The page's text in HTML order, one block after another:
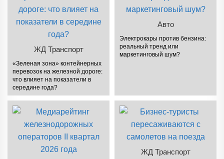
ЖД Транспорт
«Зеленая зона» контейнерных
перевозок на железной дороге:
что влияет на показатели в
середине года?
Авто
Электрокары против бензина:
реальный тренд или
маркетинговый шум?
ЖД Транспорт